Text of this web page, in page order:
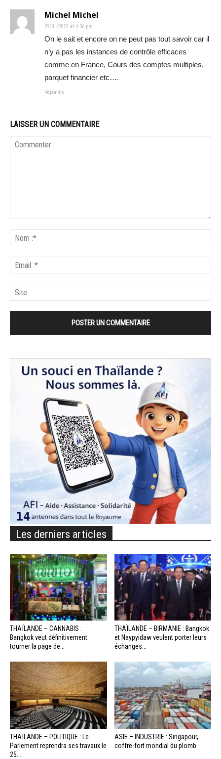
Michel Michel
29/01/2022 at 4:36 pm
On le sait et encore on ne peut pas tout savoir car il
n’y a pas les instances de contrôle efficaces
comme en France, Cours des comptes multiples,
parquet financier etc….
Répondre
LAISSER UN COMMENTAIRE
Les derniers articles
THAÏLANDE – CANNABIS :
Bangkok veut définitivement
tourner la page de...
THAÏLANDE – BIRMANIE : Bangkok
et Naypyidaw veulent porter leurs
échanges...
THAÏLANDE – POLITIQUE : Le
Parlement reprendra ses travaux le
25...
ASIE – INDUSTRIE : Singapour,
coffre-fort mondial du plomb